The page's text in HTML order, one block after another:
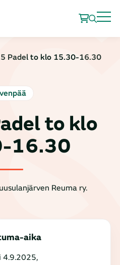
Padel to klo 15.30-16.30
to klo
16.30
Reuma ry.
aika
4.9.2025,